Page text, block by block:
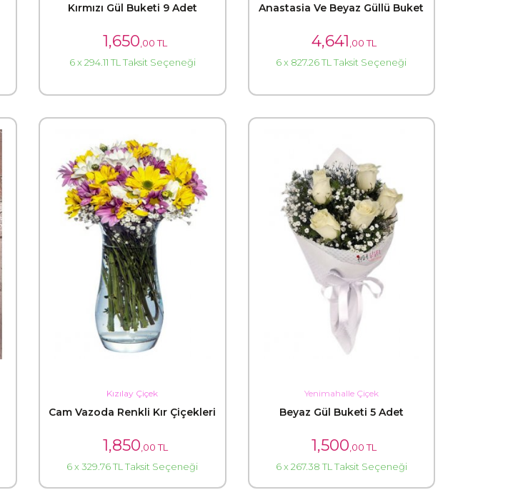
Kırmızı Gül Buketi 9 Adet
1,650 ,00 TL
6 x 294.11 TL Taksit Seçeneği
Anastasia Ve Beyaz Güllü Buket
4,641 ,00 TL
6 x 827.26 TL Taksit Seçeneği
Kızılay Çiçek
Cam Vazoda Renkli Kır Çiçekleri
1,850 ,00 TL
6 x 329.76 TL Taksit Seçeneği
Yenimahalle Çiçek
Beyaz Gül Buketi 5 Adet
1,500 ,00 TL
6 x 267.38 TL Taksit Seçeneği